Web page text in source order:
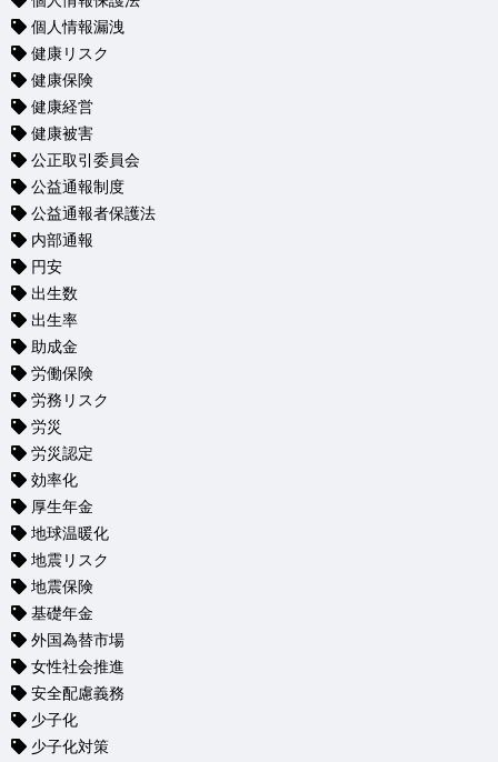
個人情報漏洩
健康リスク
健康保険
健康経営
健康被害
公正取引委員会
公益通報制度
公益通報者保護法
内部通報
円安
出生数
出生率
助成金
労働保険
労務リスク
労災
労災認定
効率化
厚生年金
地球温暖化
地震リスク
地震保険
基礎年金
外国為替市場
女性社会推進
安全配慮義務
少子化
少子化対策